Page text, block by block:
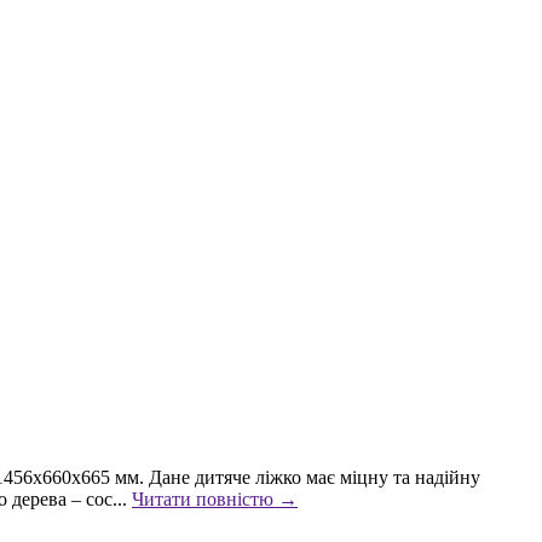
мм. Дане дитяче ліжко має міцну та надійну
дерева – сос... Читати повністю →